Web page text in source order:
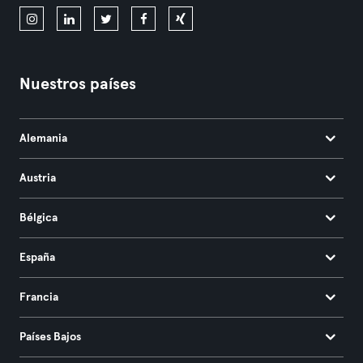
Nuestros países
Alemania
Austria
Bélgica
España
Francia
Países Bajos